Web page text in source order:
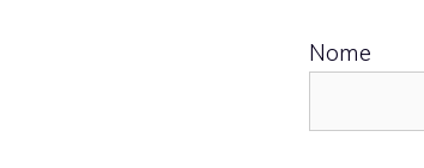
Nome